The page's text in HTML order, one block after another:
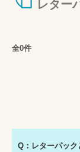
レター
全0件
Q：レターパック